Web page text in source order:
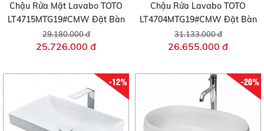
Chậu Rửa Mặt Lavabo TOTO
LT4715MTG19#CMW Đặt Bàn
29.180.000 đ
25.726.000 đ
Chậu Rửa Lavabo TOTO
LT4704MTG19#CMW Đặt Bàn
31.133.000 đ
26.655.000 đ
-12% -20%